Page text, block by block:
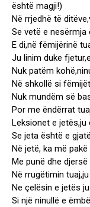
është magji!)
Në rrjedhë të
Se vetë e nesërmja
E di,në fëmijërinë
Ju linim duke
Nuk patëm
Në shkollë si
Nuk mundëm së
Por me ëndërrat
Leksionet e jetës,ju
Se jeta është e
Në jetë, ka më
Me punë dhe
Në rrugëtimin
Ne çelësin e jetës
Si një ninullë e